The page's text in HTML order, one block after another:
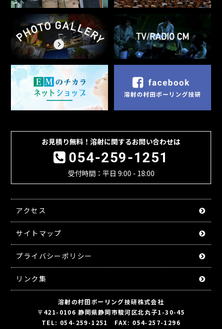
お見積り無料！溶射に関するお問い合わせは
054-259-1251
受付時間：平日 9:00 - 18:00
アクセス
サイトマップ
プライバシーポリシー
リンク集
溶射の村田ボーリング技研株式会社
〒421-0106 静岡県静岡市駿河区北丸子1-30-45
TEL: 054-259-1251 FAX: 054-257-1296